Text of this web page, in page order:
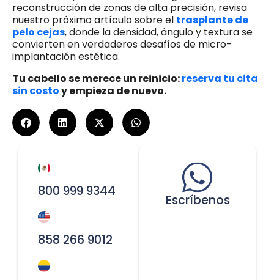
reconstrucción de zonas de alta precisión, revisa
nuestro próximo artículo sobre el trasplante de
pelo cejas, donde la densidad, ángulo y textura se
convierten en verdaderos desafíos de micro-
implantación estética.
Tu cabello se merece un reinicio:reserva tu cita
sin costoy empieza de nuevo.
800 999 9344
858 266 9012
Escríbenos